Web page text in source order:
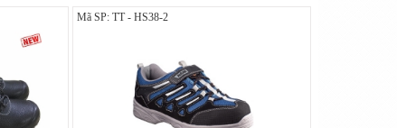
Mã SP: TT - HS38-2